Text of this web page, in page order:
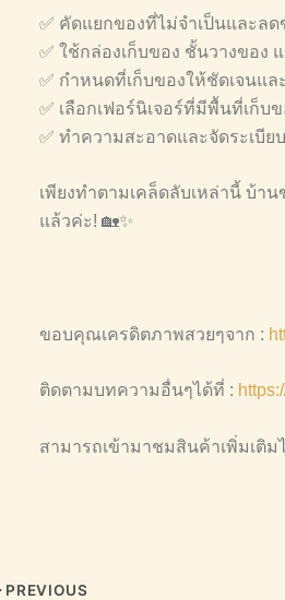
✅ คัดแยกของที่ไม่จำเป็นและลด
✅ ใช้กล่องเก็บของ ชั้นวางของ
✅ กำหนดที่เก็บของให้ชัดเจนแ
✅ เลือกเฟอร์นิเจอร์ที่มีพื้นที่เก็บ
✅ ทำความสะอาดและจัดระเบีย
เพียงทำตามเคล็ดลับเหล่านี้ บ้า
แล้วค่ะ! 🏡✨
ขอบคุณเครดิตภาพสวยๆจาก :
ติดตามบทความอื่นๆได้ที่ :
สามารถเข้ามาชมสินค้าเพิ่มเติม
PREVIOUS